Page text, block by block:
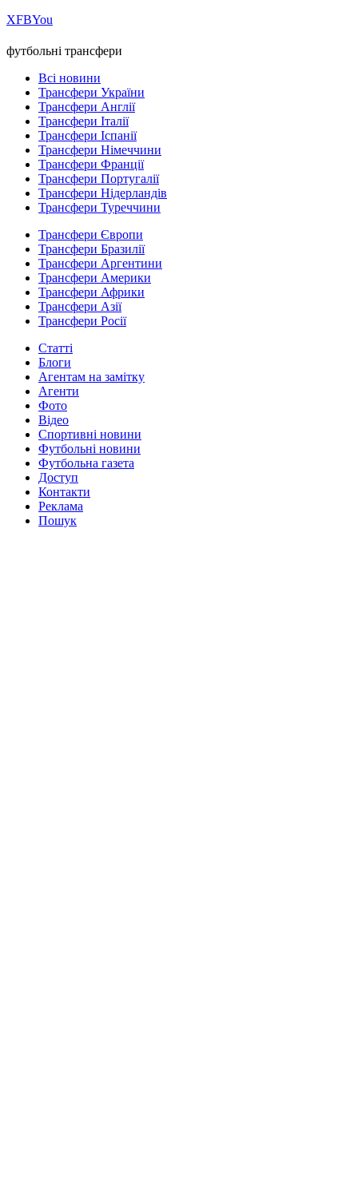
ХFBYou
футбольні трансфери
Всі новини
Трансфери України
Трансфери Англії
Трансфери Італії
Трансфери Іспанії
Трансфери Німеччини
Трансфери Франції
Трансфери Португалії
Трансфери Нідерландів
Трансфери Туреччини
Трансфери Європи
Трансфери Бразилії
Трансфери Аргентини
Трансфери Америки
Трансфери Африки
Трансфери Азії
Трансфери Росії
Статті
Блоги
Агентам на замітку
Агенти
Фото
Відео
Спортивні новини
Футбольні новини
Футбольна газета
Доступ
Контакти
Реклама
Пошук